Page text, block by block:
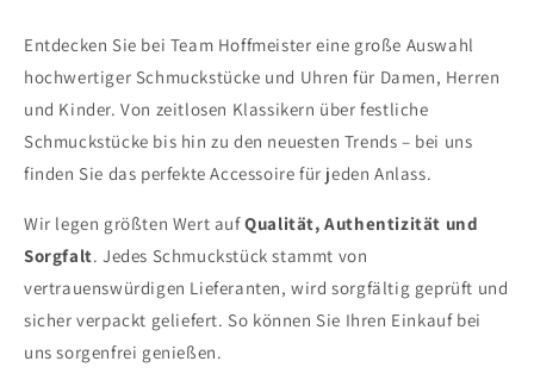
Entdecken Sie bei Team Hoffmeister eine große Auswahl
hochwertiger Schmuckstücke und Uhren für Damen, Herren
und Kinder. Von zeitlosen Klassikern über festliche
Schmuckstücke bis hin zu den neuesten Trends – bei uns
finden Sie das perfekte Accessoire für jeden Anlass.
Wir legen größten Wert aufQualität, Authentizität und
Sorgfalt. Jedes Schmuckstück stammt von
vertrauenswürdigen Lieferanten, wird sorgfältig geprüft und
sicher verpackt geliefert. So können Sie Ihren Einkauf bei
uns sorgenfrei genießen.